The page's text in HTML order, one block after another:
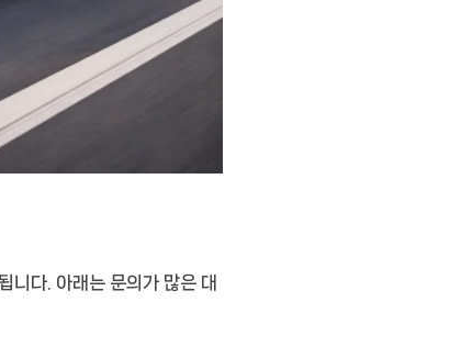
니다. 아래는 문의가 많은 대